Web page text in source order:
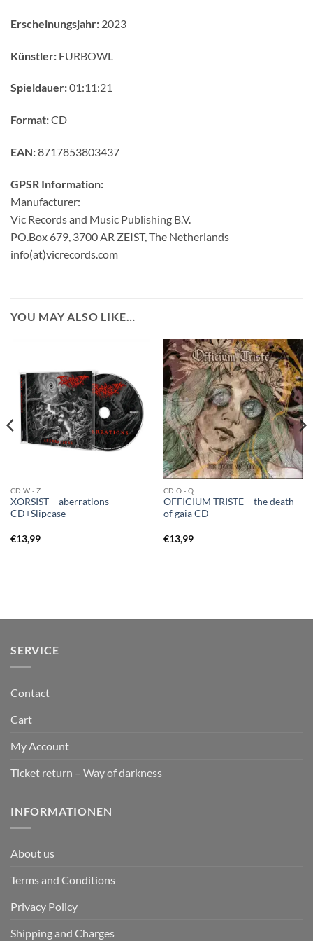
Erscheinungsjahr: 2023
Künstler: FURBOWL
Spieldauer:01:11:21
Format:CD
EAN:8717853803437
GPSR Information:
Manufacturer:
Vic Records and Music Publishing B.V.
PO.Box 679, 3700 AR ZEIST, The Netherlands
info(at)vicrecords.com
YOU MAY ALSO LIKE…
CD W - Z
XORSIST – aberrations
CD+Slipcase
€13,99
CD O - Q
OFFICIUM TRISTE – the death
of gaia CD
€13,99
SERVICE
Contact
Cart
My Account
Ticket return – Way of darkness
INFORMATIONEN
About us
Terms and Conditions
Privacy Policy
Shipping and Charges